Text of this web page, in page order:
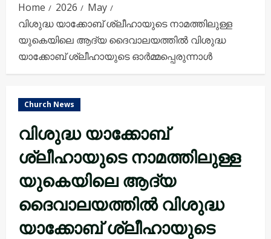
Home 2026
May
വിശുദ്ധ യാക്കോബ് ശ്ലീഹായുടെ നാമത്തിലുള്ള
യുകെയിലെ ആദ്യ ദൈവാലയത്തിൽ വിശുദ്ധ
യാക്കോബ് ശ്ലീഹായുടെ ഓർമ്മപ്പെരുന്നാൾ
Church News
വിശുദ്ധ യാക്കോബ്
ശ്ലീഹായുടെ നാമത്തിലുള്ള
യുകെയിലെ ആദ്യ
ദൈവാലയത്തിൽ വിശുദ്ധ
യാക്കോബ് ശ്ലീഹായുടെ